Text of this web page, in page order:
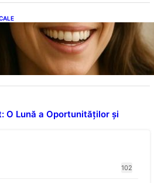
care protejează inima:
recente despre beneficiile
zilnic
O Lună a Oportunităților și
102